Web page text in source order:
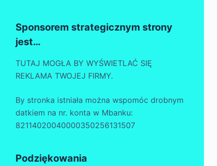
Sponsorem strategicznym strony
jest…
TUTAJ MOGŁA BY WYŚWIETLAĆ SIĘ
REKLAMA TWOJEJ FIRMY.
By stronka istniała można wspomóc drobnym
datkiem na nr. konta w Mbanku:
82114020040000350256131507
Podziękowania